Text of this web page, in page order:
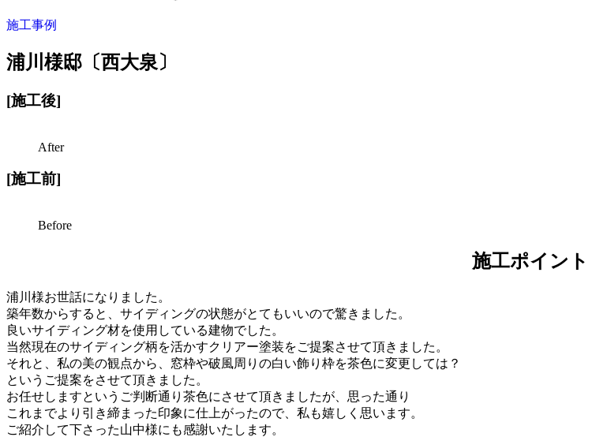
施工事例
浦川様邸〔西大泉〕
[施工後]
After
[施工前]
Before
施工ポイント
浦川様お世話になりました。
築年数からすると、サイディングの状態がとてもいいので驚きました。
良いサイディング材を使用している建物でした。
当然現在のサイディング柄を活かすクリアー塗装をご提案させて頂きました。
それと、私の美の観点から、窓枠や破風周りの白い飾り枠を茶色に変更しては？
というご提案をさせて頂きました。
お任せしますというご判断通り茶色にさせて頂きましたが、思った通り
これまでより引き締まった印象に仕上がったので、私も嬉しく思います。
ご紹介して下さった山中様にも感謝いたします。